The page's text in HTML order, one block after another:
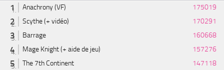
Anachrony (VF)
175019
Scythe (+ vidéo)
170291
Barrage
160668
Mage Knight (+ aide de jeu)
157276
The 7th Continent
147118